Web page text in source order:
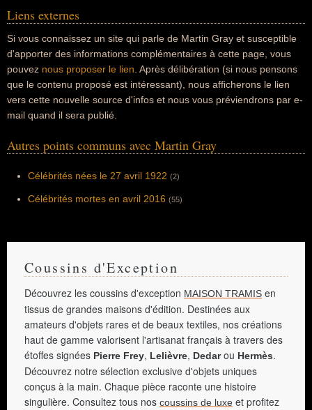
Liens externes
Si vous connaissez un site qui parle de Martin Gray et susceptible
d'apporter des informations complémentaires à cette page, vous
pouvez nous proposer le lien . Après délibération (si nous pensons
que le contenu proposé est intéressant), nous afficherons le lien
vers cette nouvelle source d'infos et nous vous préviendrons par e-
mail quand il sera publié.
Autres points communs avec Martin Gray
Célébrités nées le 27 avril 1922 (2)
Célébrités mortes en avril 2016 (55)
Coussins d'Exception
Découvrez les coussins d'exception MAISON TRAMIS en
tissus de grandes maisons d'édition. Destinées aux
amateurs d'objets rares et de beaux textiles, nos créations
haut de gamme valorisent l'artisanat français à travers des
étoffes signées Pierre Frey, Lelièvre, Dedarou Hermès.
Découvrez notre sélection exclusive d'objets uniques
conçus à la main. Chaque pièce raconte une histoire
singulière. Consultez tous nos coussins de luxe et profitez